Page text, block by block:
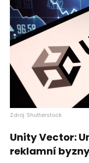
Zdroj: Shutterstock
Unity Vector:
reklamní